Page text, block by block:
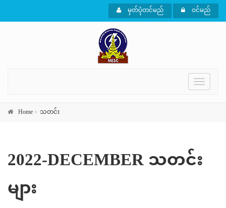
မှတ်ပုံတင်မည် ဝင်မည်
Toggle
Home သတင်း
2022-DECEMBER သတင်း
များ